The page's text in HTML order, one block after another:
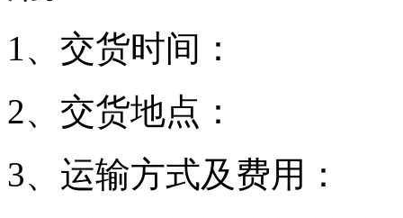
1、交货时间：
2、交货地点：
3、运输方式及费用：